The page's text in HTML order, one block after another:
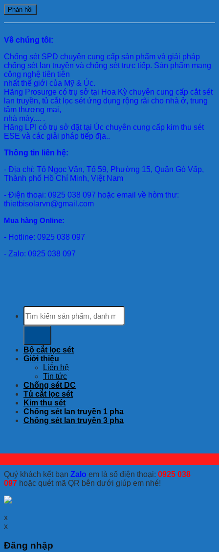
Về chúng tôi:
Chống sét SPD chuyên cung cấp sản phẩm và giải pháp
chống sét lan truyền và chống sét trực tiếp. Sản phẩm mang
công nghệ tiên tiên
nhất thế giới của Mỹ & Úc.
Hãng Prosurge có trụ sở tại Hoa Kỳ chuyên cung cấp cắt sét
lan truyền, tủ cắt lọc sét ứng dụng rộng rãi cho nhà ở, trung
tâm thương mại,
nhà máy.... .
Hãng LPI có trụ sở đặt tại Úc chuyên cung cấp kim thu sét
ESE và các giải pháp tiếp địa..
Thông tin liên hệ:
- Địa chỉ: Tô Ngọc Vân, Tổ 59, Phường 15, Quận Gò Vấp,
Thành phố Hồ Chí Minh, Việt Nam
- Điện thoại: 0925 038 097 hoặc email về hòm thư:
thietbisolarvn@gmail.com
Mua hàng Online:
- Hotline: 0925 038 097
- Zalo: 0925 038 097
Tìm
kiếm:
Bộ cắt lọc sét
Giới thiệu
Liên hệ
Tin tức
Chống sét DC
Tủ cắt lọc sét
Kim thu sét
Chống sét lan truyền 1 pha
Chống sét lan truyền 3 pha
Quý khách kết bạn Zalo em là số điện thoại: 0925 038
097 hoặc quét mã QR bên dưới giúp em nhé!
x
x
Đăng nhập